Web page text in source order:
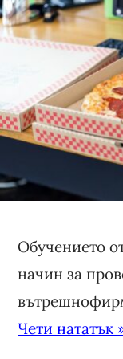
Обучението
начин за
Чети нататък